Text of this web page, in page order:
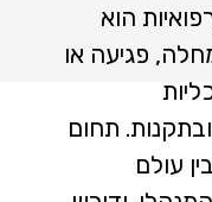
הוא
פגיעה או
תחום
עולם